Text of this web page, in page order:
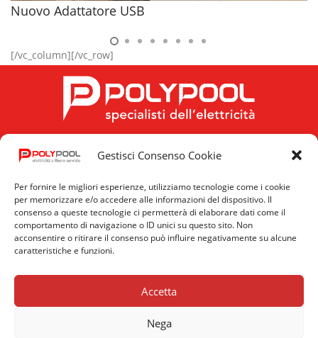
Gestisci Consenso Cookie
Per fornire le migliori esperienze, utilizziamo tecnologie come i cookie
per memorizzare e/o accedere alle informazioni del dispositivo. Il
consenso a queste tecnologie ci permetterà di elaborare dati come il
comportamento di navigazione o ID unici su questo sito. Non
acconsentire o ritirare il consenso può influire negativamente su alcune
caratteristiche e funzioni.
Accetta
Nega
Nuovo Adattatore USB
[/vc_column][/vc_row]
Privacy
Cookie
Policy
News